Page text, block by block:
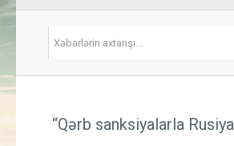
“Qərb sanksiyalarla